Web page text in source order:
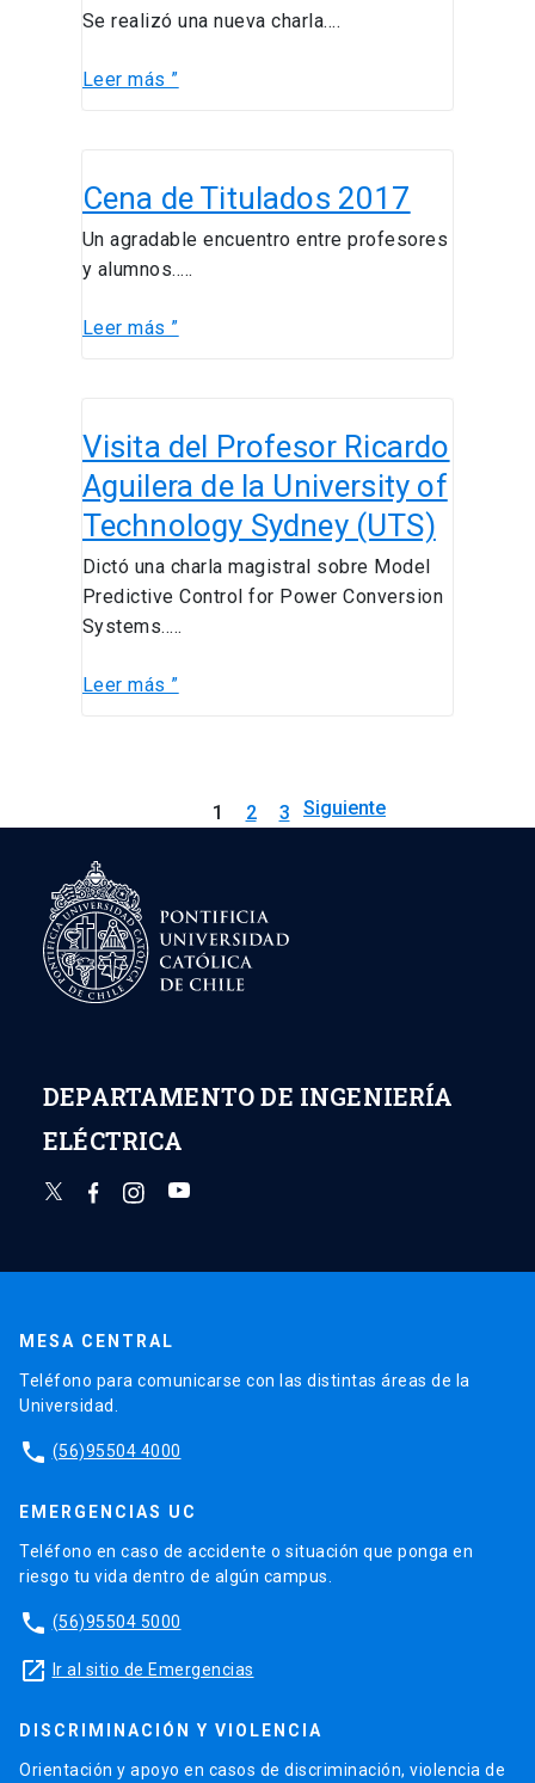
Se realizó una nueva charla….
Leer más ”
Cena de Titulados 2017
Un agradable encuentro entre profesores
y alumnos…..
de
2017
Leer más ”
Visita del Profesor Ricardo
Aguilera de la University of
Technology Sydney (UTS)
Dictó una charla magistral sobre Model
Predictive Control for Power Conversion
Systems…..
del
Profesor
Ricardo
Aguilera
de
la
University
Technology
Leer más ”
1 2 3
Siguiente
→
DEPARTAMENTO DE INGENIERÍA
ELÉCTRICA
MESA CENTRAL
Teléfono para comunicarse con las distintas áreas de la
Universidad.
phone (56)95504 4000
EMERGENCIAS UC
Teléfono en caso de accidente o situación que ponga en
riesgo tu vida dentro de algún campus.
phone (56)95504 5000
launch Ir al sitio de Emergencias
DISCRIMINACIÓN Y VIOLENCIA
Orientación y apoyo en casos de discriminación, violencia de